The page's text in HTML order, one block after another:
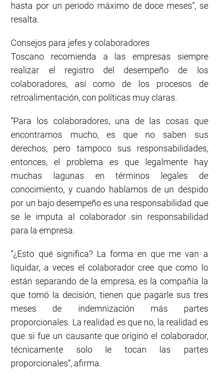
hasta por un periodo máximo de doce meses”, se
resalta.
Consejos para jefes y colaboradores
Toscano recomienda a las empresas siempre
realizar el registro del desempeño de los
colaboradores, así como de los procesos de
retroalimentación, con políticas muy claras.
“Para los colaboradores, una de las cosas que
encontramos mucho, es que no saben sus
derechos, pero tampoco sus responsabilidades,
entonces, el problema es que legalmente hay
muchas lagunas en términos legales de
conocimiento, y cuando hablamos de un despido
por un bajo desempeño es una responsabilidad que
se le imputa al colaborador sin responsabilidad
para la empresa.
“¿Esto qué significa? La forma en que me van a
liquidar, a veces el colaborador cree que como lo
están separando de la empresa, es la compañía la
que tomó la decisión, tienen que pagarle sus tres
meses de indemnización más partes
proporcionales. La realidad es que no, la realidad es
que si fue un causante que originó el colaborador,
técnicamente solo le tocan las partes
proporcionales”, afirma.